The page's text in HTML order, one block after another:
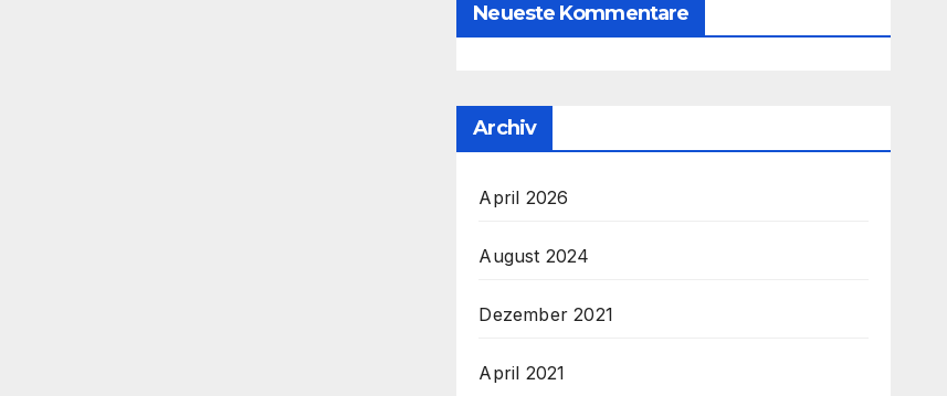
Neueste Kommentare
Archiv
April 2026
August 2024
Dezember 2021
April 2021